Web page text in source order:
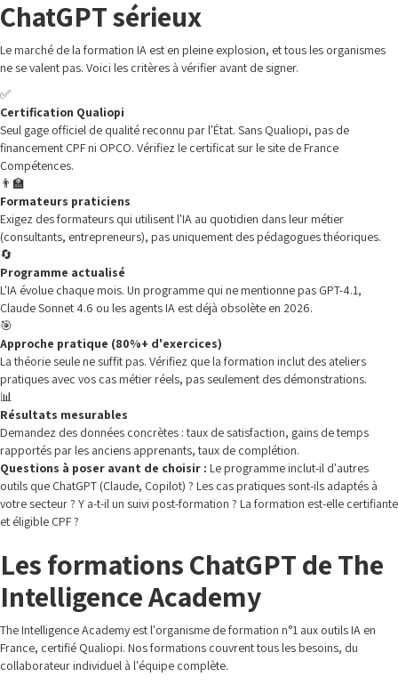
ChatGPT sérieux
Le marché de la formation IA est en pleine explosion, et tous les organismes
ne se valent pas. Voici les critères à vérifier avant de signer.
✅
Certification Qualiopi
Seul gage officiel de qualité reconnu par l'État. Sans Qualiopi, pas de
financement CPF ni OPCO. Vérifiez le certificat sur le site de France
Compétences.
👨‍🏫
Formateurs praticiens
Exigez des formateurs qui utilisent l'IA au quotidien dans leur métier
(consultants, entrepreneurs), pas uniquement des pédagogues théoriques.
🔄
Programme actualisé
L'IA évolue chaque mois. Un programme qui ne mentionne pas GPT-4.1,
Claude Sonnet 4.6 ou les agents IA est déjà obsolète en 2026.
🎯
Approche pratique (80%+ d'exercices)
La théorie seule ne suffit pas. Vérifiez que la formation inclut des ateliers
pratiques avec vos cas métier réels, pas seulement des démonstrations.
📊
Résultats mesurables
Demandez des données concrètes : taux de satisfaction, gains de temps
rapportés par les anciens apprenants, taux de complétion.
Questions à poser avant de choisir : Le programme inclut-il d'autres
outils que ChatGPT (Claude, Copilot) ? Les cas pratiques sont-ils adaptés à
votre secteur ? Y a-t-il un suivi post-formation ? La formation est-elle certifiante
et éligible CPF ?
Les formations ChatGPT de The
Intelligence Academy
The Intelligence Academy est l'organisme de formation n°1 aux outils IA en
France, certifié Qualiopi. Nos formations couvrent tous les besoins, du
collaborateur individuel à l'équipe complète.